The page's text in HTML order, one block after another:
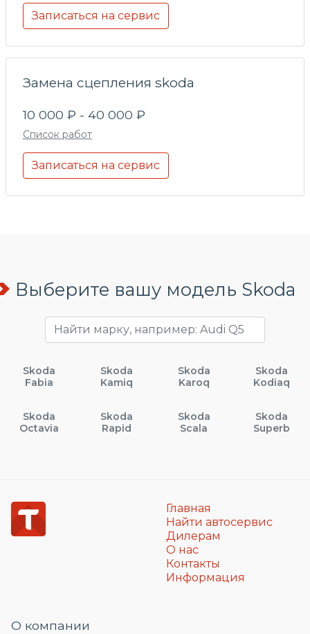
Записаться на сервис
Замена сцепления skoda
10 000 ₽ - 40 000 ₽
Список работ
Записаться на сервис
Выберите вашу модель Skoda
Skoda
Fabia
Skoda
Kamiq
Skoda
Karoq
Skoda
Kodiaq
Skoda
Octavia
Skoda
Rapid
Skoda
Scala
Skoda
Superb
Главная
Найти автосервис
Дилерам
О нас
Контакты
Информация
О компании